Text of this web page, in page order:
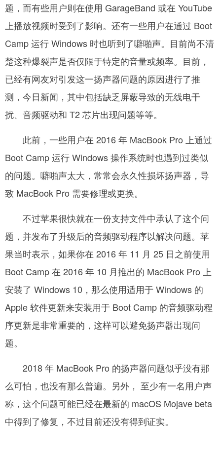
题，而有些用户则在使用 GarageBand 或在 YouTube
上播放视频时受到了影响。还有一些用户在通过 Boot
Camp 运行 Windows 时也听到了噼啪声。目前尚不清
楚这种爆裂声是否仅限于特定的音量或频率。目前，
已经有网友对引发这一扬声器问题的原因进行了推
测，今日新闻，其中包括缺乏屏蔽导致的无线电干
扰、音频驱动和 T2 芯片出现问题等等。
­ 此前，一些用户在 2016 年 MacBook Pro 上通过
Boot Camp 运行 Windows 操作系统时也遇到过类似
的问题。噼啪声太大，常常会永久性损坏扬声器，导
致 MacBook Pro 需要修理或更换。
­ 不过苹果很快就在一份支持文件中承认了这个问
题，并发布了升级后的音频驱动程序以解决问题。苹
果当时表示，如果你在 2016 年 11 月 25 日之前使用
Boot Camp 在 2016 年 10 月推出的 MacBook Pro 上
安装了 Windows 10，那么使用适用于 Windows 的
Apple 软件更新来安装用于 Boot Camp 的音频驱动程
序更新是非常重要的，这样可以避免扬声器出现问
题。
­ 2018 年 MacBook Pro 的扬声器问题似乎没有那
么可怕，也没有那么普遍。另外， 至少有一名用户声
称，这个问题可能已经在最新的 macOS Mojave beta
中得到了修复，不过目前还没有得到证实。